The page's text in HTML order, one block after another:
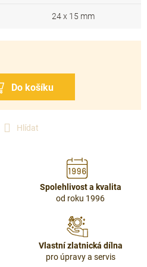
Hlídat
24 x 15 mm
Spolehlivost a kvalita
od roku 1996
Vlastní zlatnická dílna
pro úpravy a servis